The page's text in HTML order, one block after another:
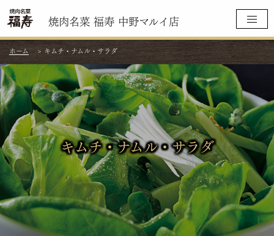
焼肉名菜 福寿 中野マルイ店
ホーム > キムチ・ナムル・サラダ
キムチ・ナムル・サラダ